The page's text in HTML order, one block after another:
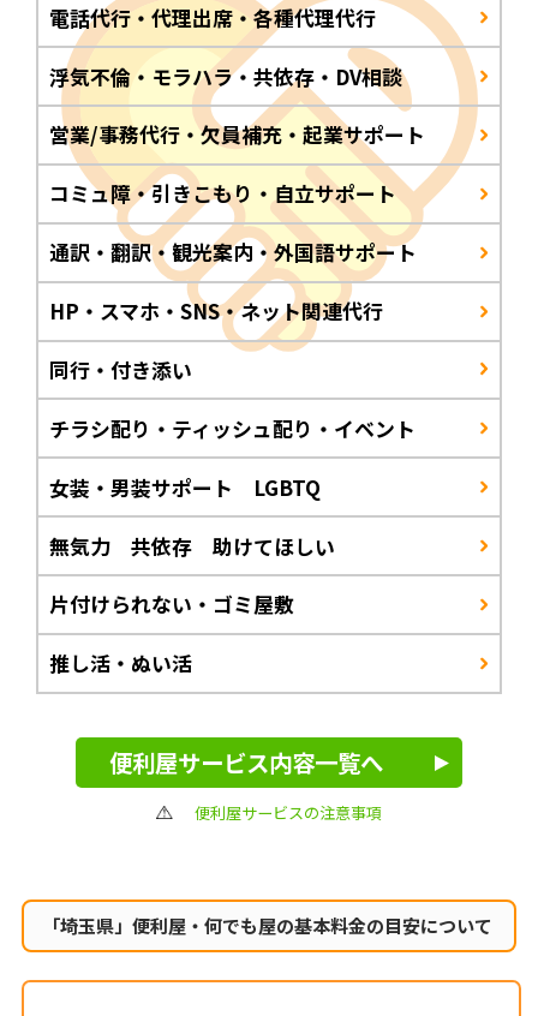
電話代行・代理出席・各種代理代行
浮気不倫・モラハラ・共依存・DV相談
営業/事務代行・欠員補充・起業サポート
コミュ障・引きこもり・自立サポート
通訳・翻訳・観光案内・外国語サポート
HP・スマホ・SNS・ネット関連代行
同行・付き添い
チラシ配り・ティッシュ配り・イベント
女装・男装サポート LGBTQ
無気力 共依存 助けてほしい
片付けられない・ゴミ屋敷
推し活・ぬい活
便利屋サービス内容一覧へ
便利屋サービスの注意事項
「埼玉県」便利屋・何でも屋の基本料金の目安について